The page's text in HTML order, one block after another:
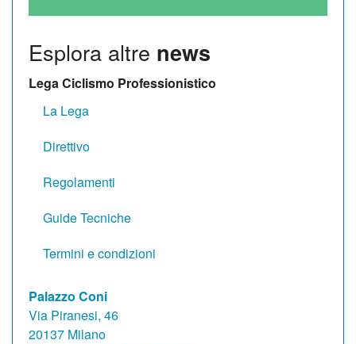
Esplora altre news
Lega Ciclismo Professionistico
La Lega
Direttivo
Regolamenti
Guide Tecniche
Termini e condizioni
Palazzo Coni
Via Piranesi, 46
20137 Milano